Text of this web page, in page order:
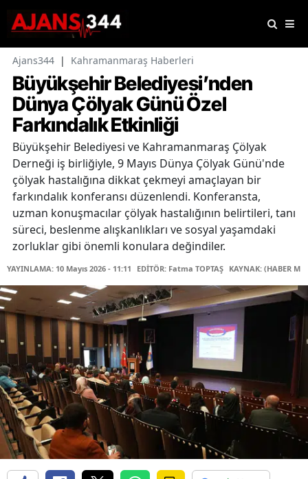
Ajans344 | Kahramanmaraş Haberleri
Büyükşehir Belediyesi’nden
Dünya Çölyak Günü Özel
Farkındalık Etkinliği
Büyükşehir Belediyesi ve Kahramanmaraş Çölyak
Derneği iş birliğiyle, 9 Mayıs Dünya Çölyak Günü'nde
çölyak hastalığına dikkat çekmeyi amaçlayan bir
farkındalık konferansı düzenlendi. Konferansta,
uzman konuşmacılar çölyak hastalığının belirtileri, tanı
süreci, beslenme alışkanlıkları ve sosyal yaşamdaki
zorluklar gibi önemli konulara değindiler.
YAYINLAMA: 10 Mayıs 2026 - 11:11 EDİTÖR: Fatma TOPTAŞ KAYNAK: (HABER